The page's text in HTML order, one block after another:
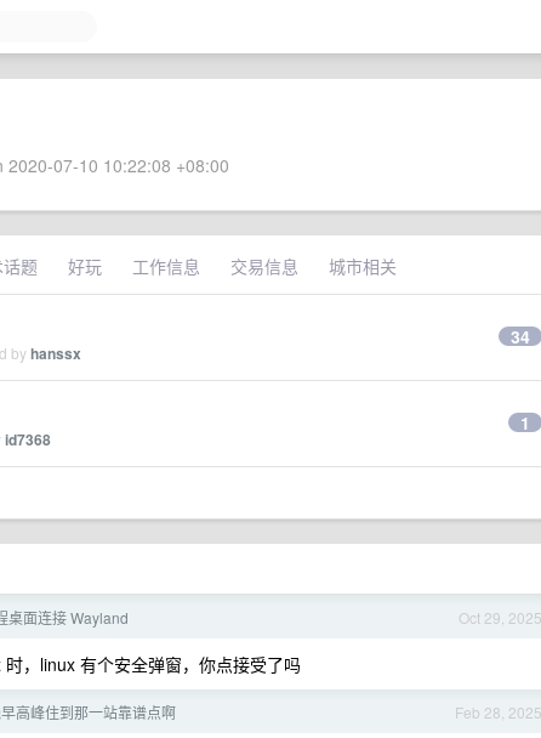
07-10 10:22:08 +08:00
题 好玩 工作信息 交易信息 城市相关
byhanssx
34
id7368
1
Oct 29, 2025
桌面连接 Wayland
，linux 有个安全弹窗，你点接受了吗
Feb 28, 2025
高峰住到那一站靠谱点啊